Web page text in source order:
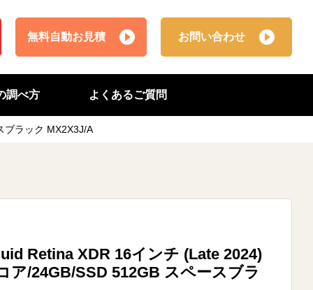
無料自動お見積 お問い合わせ
調べ方 よくあるご質問
ブラック MX2X3J/A
Retina XDR 16インチ (Late 2024)
ア/24GB/SSD 512GB スペースブラ